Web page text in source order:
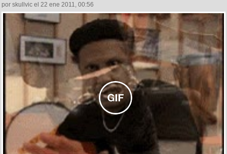
por skullvic el 22 ene 2011, 00:56